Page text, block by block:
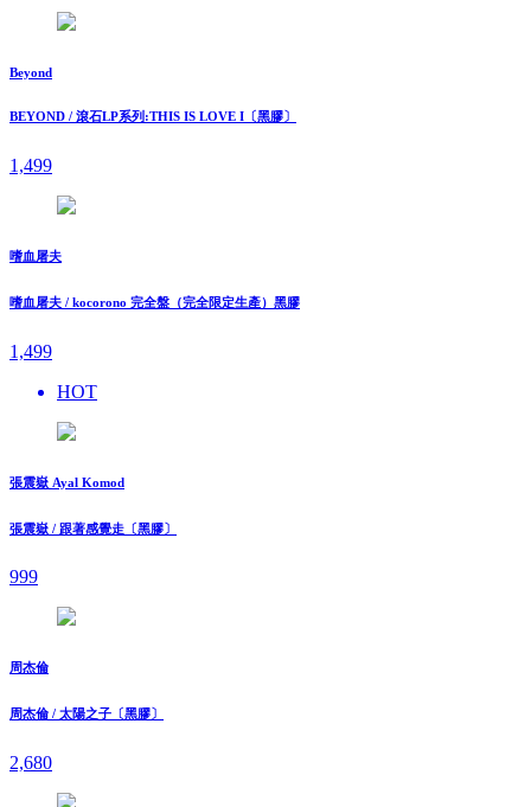
Beyond
BEYOND / 滾石LP系列:THIS IS LOVE I〔黑膠〕
1,499
嗜血屠夫
嗜血屠夫 / kocorono 完全盤（完全限定生產）黑膠
1,499
HOT
張震嶽 Ayal Komod
張震嶽 / 跟著感覺走〔黑膠〕
999
周杰倫
周杰倫 / 太陽之子〔黑膠〕
2,680